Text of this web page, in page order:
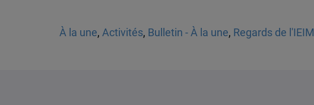
À la une, Activités, Bulletin - À la une, Regards de l'IEIM